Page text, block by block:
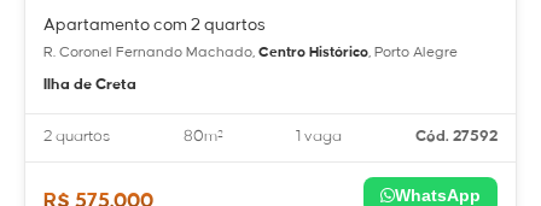
Apartamento com 2 quartos
R. Coronel Fernando Machado, Centro Histórico, Porto Alegre
Ilha de Creta
2 quartos 80m² 1 vaga Cód. 27592
R$ 575.000 WhatsApp